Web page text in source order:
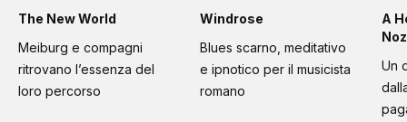
The New World
Meiburg e compagni
ritrovano l’essenza del
loro percorso
Windrose
Blues scarno, meditativo
e ipnotico per il musicista
romano
A
Noz
Un